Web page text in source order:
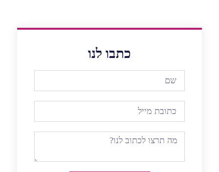
כתבו לנו